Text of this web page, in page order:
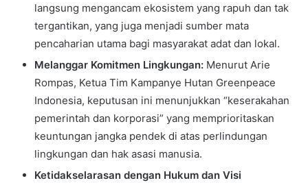
langsung mengancam ekosistem yang rapuh dan tak
tergantikan, yang juga menjadi sumber mata
pencaharian utama bagi masyarakat adat dan lokal.
Melanggar Komitmen Lingkungan: Menurut Arie
Rompas, Ketua Tim Kampanye Hutan Greenpeace
Indonesia, keputusan ini menunjukkan “keserakahan
pemerintah dan korporasi” yang memprioritaskan
keuntungan jangka pendek di atas perlindungan
lingkungan dan hak asasi manusia.
Ketidakselarasan dengan Hukum dan Visi